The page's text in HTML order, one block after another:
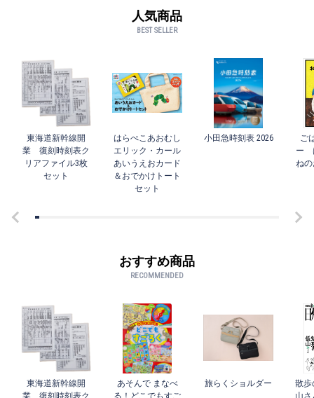
人気商品
BEST SELLER
東海道新幹線開
業 復刻時刻表ク
リアファイル3枚
セット
はらぺこあおむし
エリック・カール
あいうえおカード
＆おでかけトート
セット
小田急時刻表 2026
ご
ー
ね
おすすめ商品
RECOMMENDED
東海道新幹線開
業 復刻時刻表ク
あそんで まなべ
る！どこでもすご
旅らくショルダー
散歩
山さ